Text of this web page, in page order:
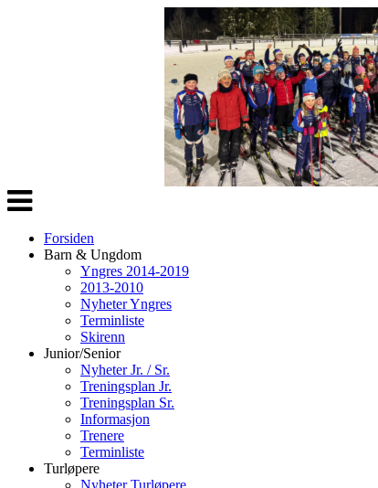
Veksle
navigasjon
Forsiden
Barn & Ungdom
Yngres 2014-2019
2013-2010
Nyheter Yngres
Terminliste
Skirenn
Junior/Senior
Nyheter Jr. / Sr.
Treningsplan Jr.
Treningsplan Sr.
Informasjon
Trenere
Terminliste
Turløpere
Nyheter Turløpere